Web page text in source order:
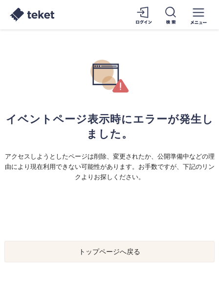
イベントページ表示時にエラーが発生し
ました。
アクセスしようとしたページは削除、変更されたか、公開準備中などの理
由により現在利用できない可能性があります。お手数ですが、下記のリン
クよりお探しください。
トップページへ戻る